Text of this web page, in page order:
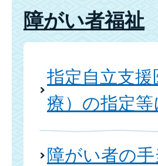
障がい者福祉
指定自立支
療）の指定
障がい者の手